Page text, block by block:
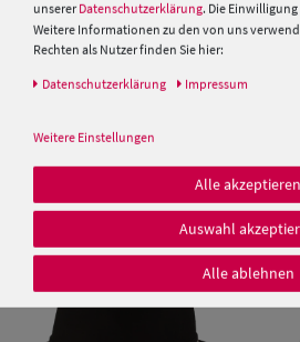
Damen Caps
Garniturband
unserer Datenschutzerklärung. Die
Weitere Informationen zu den von uns
Rechten als Nutzer finden Sie hier:
Daten­schutz­erklärung Impressum
Weitere Einstellungen
Alle akzeptieren
Auswahl
Alle ablehnen